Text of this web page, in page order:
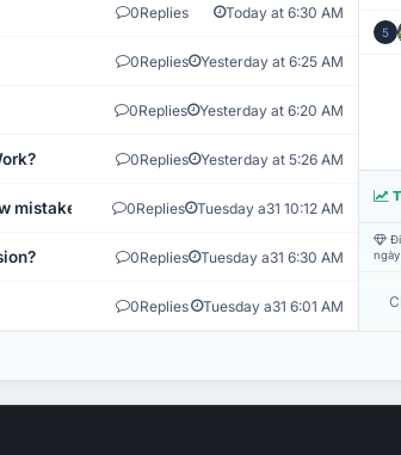
0Replies Today at 6:30 AM
0Replies Yesterday at 6:25 AM
0Replies Yesterday at 6:20 AM
0Replies Yesterday at 5:26 AM
mistakes? 0Replies Tuesday a31 10:12 AM
0Replies Tuesday a31 6:30 AM
0Replies Tuesday a31 6:01 AM
5